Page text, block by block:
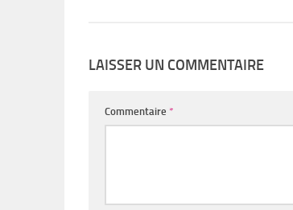
LAISSER UN COMMENTAIRE
Commentaire *